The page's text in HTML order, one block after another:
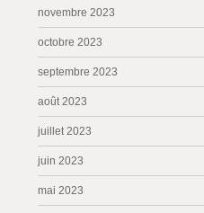
novembre 2023
octobre 2023
septembre 2023
août 2023
juillet 2023
juin 2023
mai 2023